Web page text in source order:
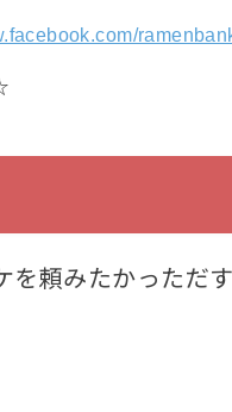
を頼みたかっただ